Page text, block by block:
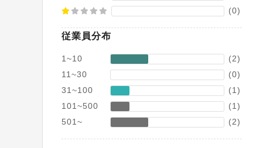
(0)
従業員分布
1~10
(2)
11~30
(0)
31~100
(1)
101~500
(1)
501~
(2)